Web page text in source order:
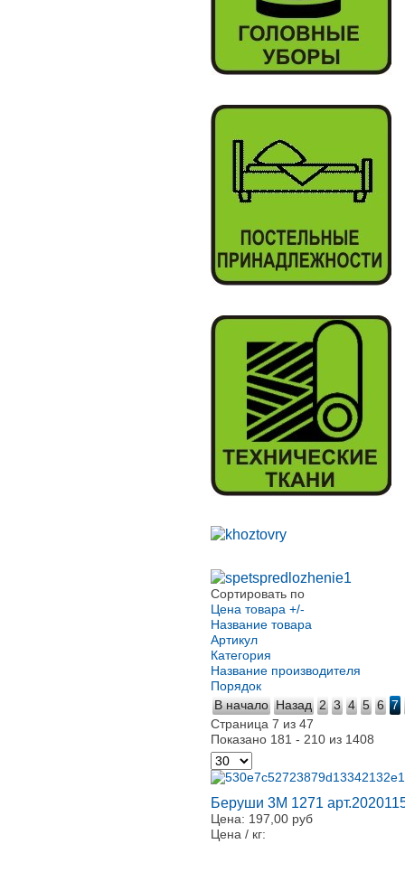
Сортировать по
Цена товара +/-
Название товара
Артикул
Категория
Название производителя
Порядок
В начало Назад 2 3 4 5 6 7
Страница 7 из 47
Показано 181 - 210 из 1408
Беруши 3М 1271
Цена: 197,00 руб
Цена / кг: